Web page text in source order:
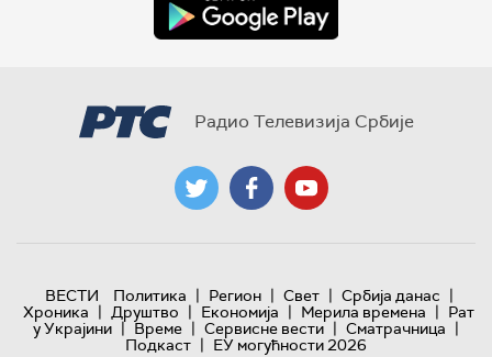
Радио Телевизија Србије
ВЕСТИ Политика | Регион | Свет | Србија данас |
Хроника | Друштво | Економија | Мерила времена | Рат
у Украјини | Време | Сервисне вести | Сматрачница |
Подкаст | ЕУ могућности 2026